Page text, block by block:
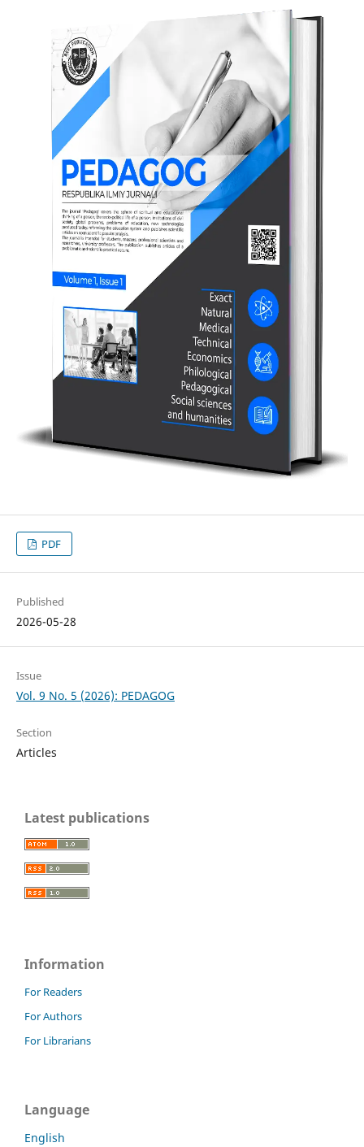
PDF
Published
2026-05-28
Issue
Vol. 9 No. 5 (2026): PEDAGOG
Section
Articles
Latest publications
Information
For Readers
For Authors
For Librarians
Language
English